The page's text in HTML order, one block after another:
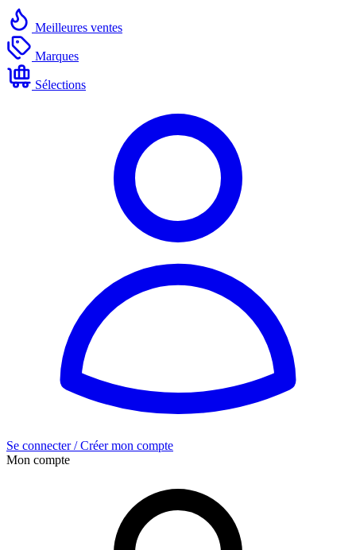
Meilleures ventes
Marques
Sélections
Se connecter / Créer mon compte
Mon compte